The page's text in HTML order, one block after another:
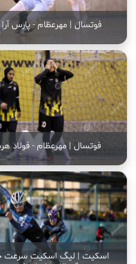
فوتسال | مهرعظام - پارس آرا
فوتسال | مهرعظام - فولاد
اسکیت | لیگ اسکیت سرعت